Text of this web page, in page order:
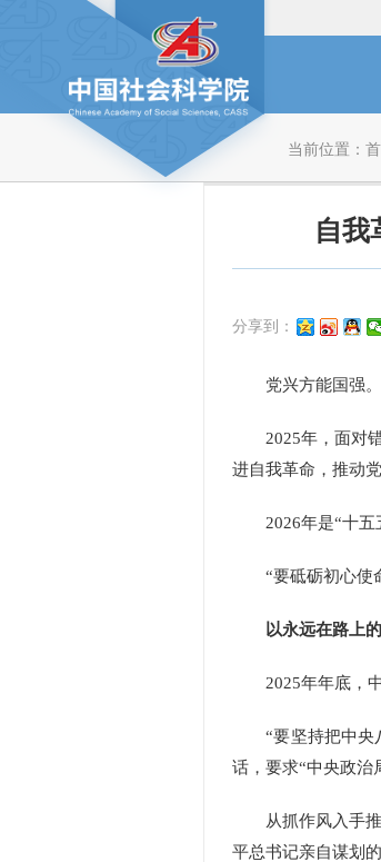
当前位置：
自我
分享到：
党兴方能国强。
2025年，面对错
进自我革命，推动
2026年是“十五
“要砥砺初心使命
以永远在路上
2025年年底，中
“要坚持把中央八
话，要求“中央政治
从抓作风入手推
平总书记亲自谋划